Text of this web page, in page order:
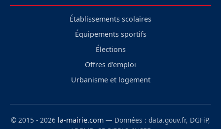
Établissements scolaires
Équipements sportifs
Élections
Offres d'emploi
Urbanisme et logement
© 2015 - 2026 la-mairie.com — Données : data.gouv.fr, DGFiP,